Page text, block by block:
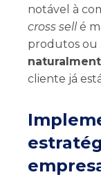
notável à
cross sellé
produtos ou
cliente já